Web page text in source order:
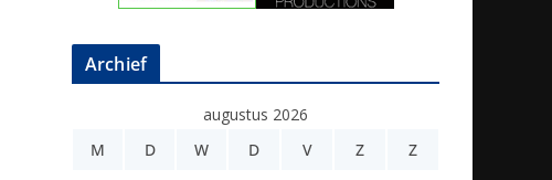
Archief
augustus 2026
M
D W D V Z Z